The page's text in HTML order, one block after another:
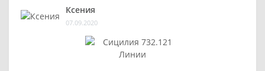
Ксения
07.09.2020